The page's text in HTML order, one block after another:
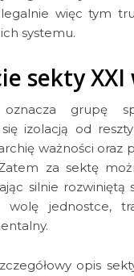
legalnie więc tym
systemu.
sekty
grupę
izolacją od
ważności oraz
za sektę
silnie rozwiniętą
wolę jednostce,
opis